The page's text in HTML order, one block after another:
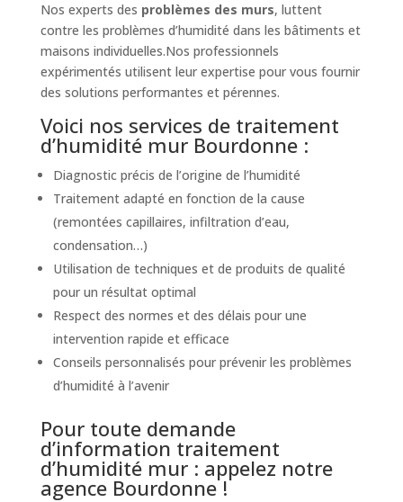
Nos experts des problèmes des murs, luttent
contre les problèmes d’humidité dans les bâtiments et
maisons individuelles.Nos professionnels
expérimentés utilisent leur expertise pour vous fournir
des solutions performantes et pérennes.
Voici nos services de traitement
d’humidité mur Bourdonne :
Diagnostic précis de l’origine de l’humidité
Traitement adapté en fonction de la cause
(remontées capillaires, infiltration d’eau,
condensation…)
Utilisation de techniques et de produits de qualité
pour un résultat optimal
Respect des normes et des délais pour une
intervention rapide et efficace
Conseils personnalisés pour prévenir les problèmes
d’humidité à l’avenir
Pour toute demande
d’information traitement
d’humidité mur : appelez notre
agence Bourdonne !